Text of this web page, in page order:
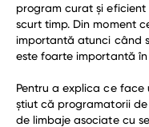
program curat și
scurt timp. Din moment
importantă atunci când
este foarte importantă
Pentru a explica ce face
știut că programatorii
de limbaje asociate cu